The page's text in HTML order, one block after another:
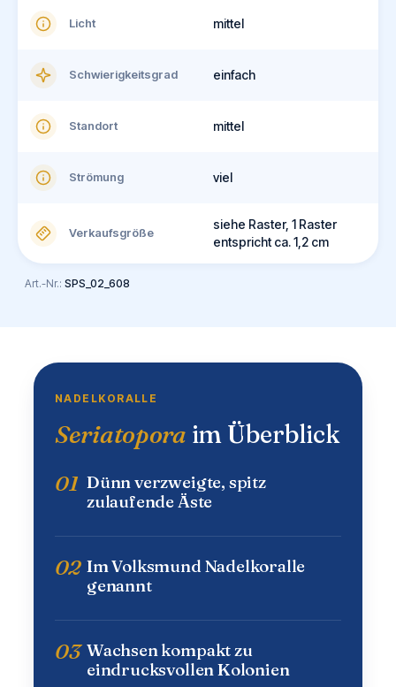
Licht mittel
Schwierigkeitsgrad einfach
Standort mittel
Strömung viel
Verkaufsgröße
siehe Raster, 1 Raster
entspricht ca. 1,2 cm
Art.-Nr.: SPS_02_608
NADELKORALLE
Seriatopora im Überblick
01 Dünn verzweigte, spitz
zulaufende Äste
02 Im Volksmund Nadelkoralle
genannt
03 Wachsen kompakt zu
eindrucksvollen Kolonien